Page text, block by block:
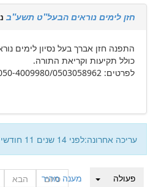
חזן לימים נוראים הבעל"ט תשע"ב
התפנה חזן אברך בעל נסיון לימים
כולל תקיעות וקריאת התורה.
לפרטים: 050-4009980/0503058962
עריכה אחרונה:לפני 14 שנים 11 חודשים ע"י
מענה מהיר פעולה הבא
סיום